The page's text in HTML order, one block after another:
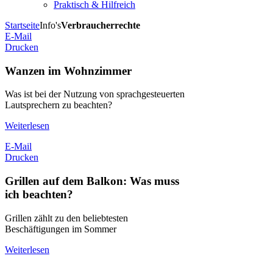
Praktisch & Hilfreich
StartseiteInfo'sVerbraucherrechte
E-Mail
Drucken
Wanzen im Wohnzimmer
Was ist bei der Nutzung von sprachgesteuerten
Lautsprechern zu beachten?
Weiterlesen
E-Mail
Drucken
Grillen auf dem Balkon: Was muss
ich beachten?
Grillen zählt zu den beliebtesten
Beschäftigungen im Sommer
Weiterlesen